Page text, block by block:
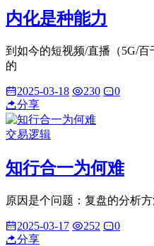
内化是种能力
到如今的短视频/直播（5G/
的
2025-03-18 230
0
分享
交易逻辑
知行合一为何难
原因是个问题：复盘的分析
2025-03-17 252
0
分享